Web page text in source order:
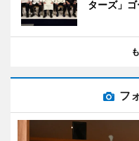
ターズ」
フ